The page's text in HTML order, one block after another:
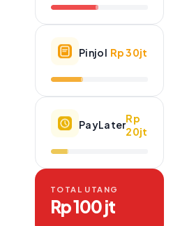
Pinjol Rp 30jt
PayLater
Rp
20jt
TOTAL UTANG
Rp 100 jt